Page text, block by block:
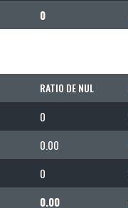
0
RATIO DE NUL
0
0.00
0
0.00